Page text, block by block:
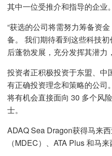
其中一位受推介和指导的企业。
“获选的公司将需努力筹备资
备。 我们期待看到这些科技
后蓬勃发展，充分发挥其潜力
投资者正积极投资于东盟、中
有正确投资理念和策略的公司
将有机会直接面向 30 多个风
士。
ADAQ Sea Dragon获得马来
（MDEC）、ATA Plus 和马